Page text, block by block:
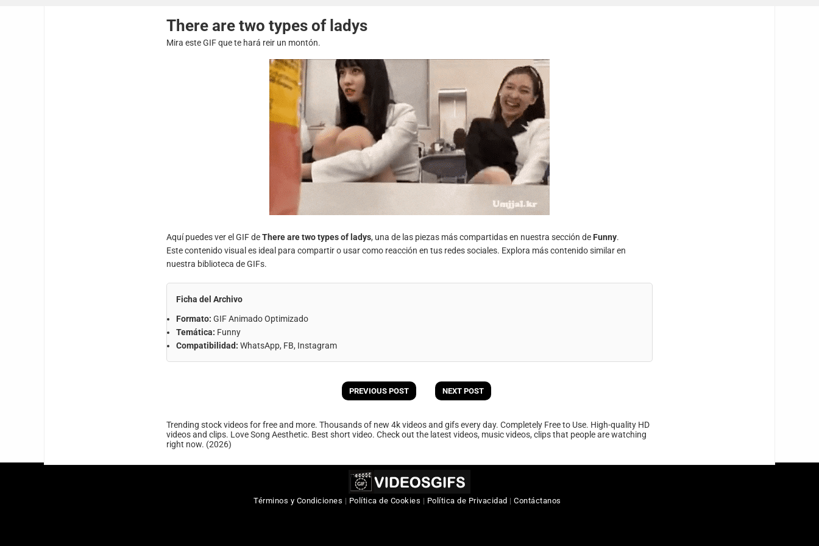
There are two types of ladys
Mira este GIF que te hará reir un montón.
Aquí puedes ver el GIF deThere are two types of ladys, una de las piezas más compartidas en nuestra sección de Funny.
Este contenido visual es ideal para compartir o usar como reacción en tus redes sociales. Explora más contenido similar en
nuestra biblioteca de GIFs.
Ficha del Archivo
Formato: GIF Animado Optimizado
Temática: Funny
Compatibilidad: WhatsApp, FB, Instagram
PREVIOUS POST NEXT POST
Trending stock videos for free and more. Thousands of new 4k videos and gifs every day. Completely Free to Use. High-quality HD
videos and clips. Love Song Aesthetic. Best short video. Check out the latest videos, music videos, clips that people are watching
right now. (2026)
Términos y Condiciones | Política de Cookies | Política de Privacidad |Contáctanos